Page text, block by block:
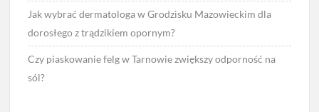
Jak wybrać dermatologa w Grodzisku Mazowieckim dla
dorosłego z trądzikiem opornym?
Czy piaskowanie felg w Tarnowie zwiększy odporność na
sól?